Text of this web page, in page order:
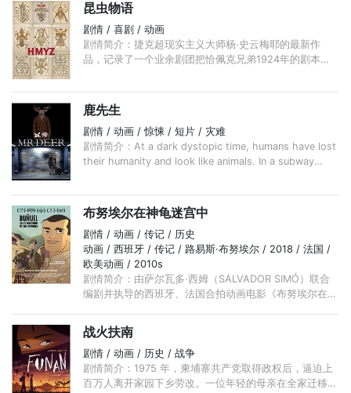
昆虫物语
剧情 / 喜剧 / 动画
剧情简介：捷克超现实主义大师杨·史云梅耶的最新作
品，记录了一个业余剧团把恰佩克兄弟1924年的剧本
鹿先生
剧情 / 动画 / 惊悚 / 短片 / 灾难
剧情简介：At a dark dystopic time, humans have lost
their humanity and look like animals. In a subway
布努埃尔在神龟迷宫中
剧情 / 动画 / 传记 / 历史
动画 / 西班牙 / 传记 / 路易斯·布努埃尔 / 2018 / 法国 /
欧美动画 / 2010s
剧情简介：由萨尔瓦多·西姆（SALVADOR SIMÓ）联合
编剧并执导的西班牙、法国合拍动画电影《布努埃尔在神
实主义电影大师布努埃尔和他的朋友兼资助人拉蒙的生活
片断， ...
战火扶南
剧情 / 动画 / 历史 / 战争
剧情简介：1975 年，柬埔寨共产党取得政权后，逼迫上
百万人离开家园下乡劳改。一位年轻的母亲在全家迁移时